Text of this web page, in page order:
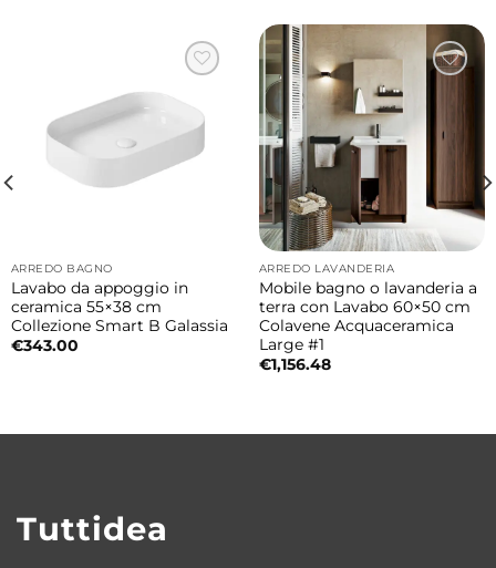
Perché scegliere il lavabo Colavene
Un lavabo compatto e di grande personalità,
ideale per bagni moderni, secondi bagni o
spazi ridotti. La finitura verde bamboo opaca
dona un effetto naturale e contemporaneo,
facilmente abbinabile a mobili in legno,
strutture metalliche e piani d’appoggio.
È adatto a bagni piccoli?
Sì, le dimensioni contenute lo rendono
perfetto per ambienti di piccola metratura o
igiene e facilità di manutenzione nel tempo.
ARREDO BAGNO
Lavabo da appoggio in
ceramica 55×38 cm
Collezione Smart B Galassia
€343.00
ARREDO LAVANDERIA
Mobile bagno o lavanderia a
terra con Lavabo 60×50 cm
Colavene Acquaceramica
Large #1
€1,156.48
Tuttidea